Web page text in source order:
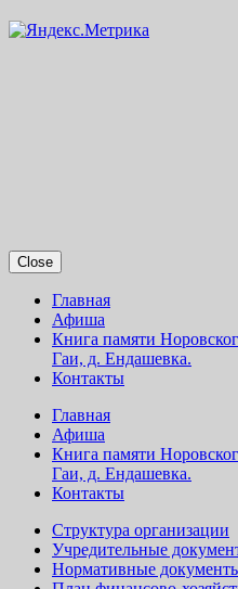
Close
Главная
Афиша
Книга памяти
Гаи, д. Ендашевка.
Контакты
Главная
Афиша
Книга памяти
Гаи, д. Ендашевка.
Контакты
Структура организации
Учредительные
Нормативные